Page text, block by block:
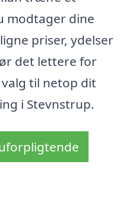
modtager dine
priser, ydelser
det lettere for
til netop dit
i Stevnstrup.